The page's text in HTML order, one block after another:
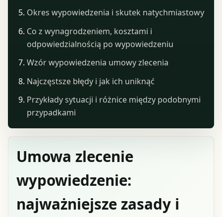
Umowa zlecenie
wypowiedzenie:
najważniejsze zasady i
Okres wypowiedzenia i skutek natychmiastowy
Co z wynagrodzeniem, kosztami i
odpowiedzialnością po wypowiedzeniu
Wzór wypowiedzenia umowy zlecenia
Najczęstsze błędy i jak ich uniknąć
Przykłady sytuacji i różnice między podobnymi
przypadkami